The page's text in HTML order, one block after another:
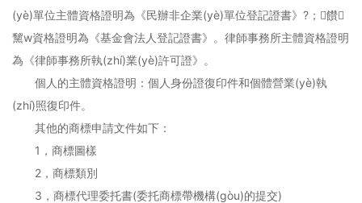
(yè)單位主體資格證明為《民辦非企業(yè)單位登記證書》?；饡
黧w資格證明為《基金會法人登記證書》。律師事務所主體資格證明
為《律師事務所執(zhí)業(yè)許可證》。
個人的主體資格證明：個人身份證復印件和個體營業(yè)執
(zhí)照復印件。
其他的商標申請文件如下：
1，商標圖樣
2，商標類別
3，商標代理委托書(委托商標帶機構(gòu)的提交)